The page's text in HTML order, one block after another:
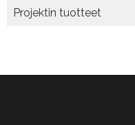
Projektin tuotteet